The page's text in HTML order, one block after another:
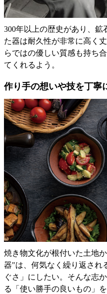
300年以上の歴史があり、
た器は耐久性が非常に高く
らではの優しい質感も持ち
てくれるよう。
作り手の想いや技を丁寧
焼き物文化が根付いた土地
器"は、何気なく繰り返され
ぐさ」にしたい。そんな志
る「使い勝手の良いもの」